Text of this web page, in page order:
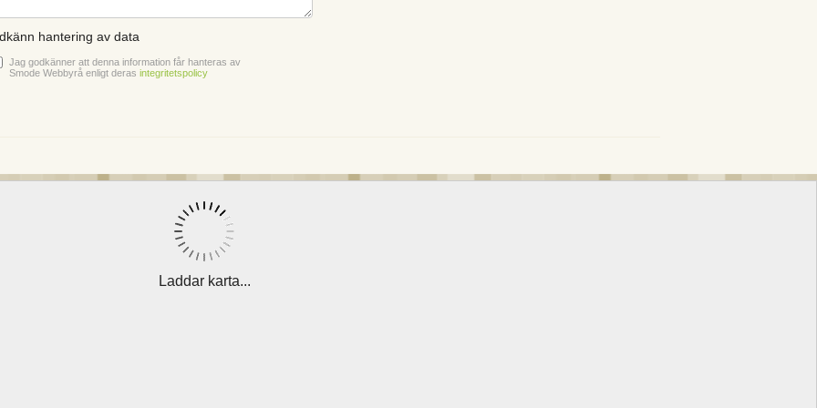
hantering av data
Jag godkänner att denna information får hanteras av
Smode Webbyrå enligt derasintegritetspolicy
Laddar karta...